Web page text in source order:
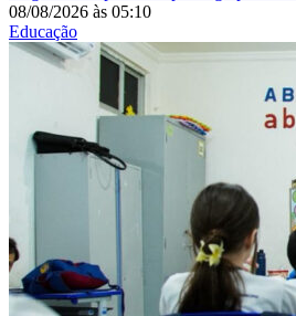
08/08/2026 às 05:10
Educação